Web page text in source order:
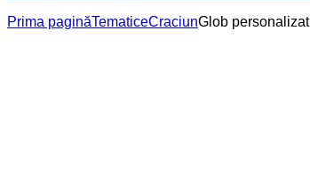
Prima paginăTematiceCraciunGlob personalizat